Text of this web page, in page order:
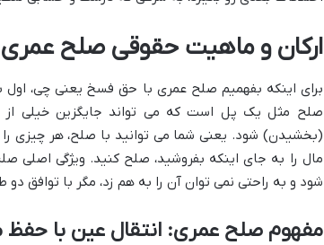
ارکان و ماهیت حقوقی صلح
برای اینکه بفهمیم صلح عمری با حق فسخ یعنی چی، اول
صلح مثل یک پل است که می تواند جایگزین خیلی از
(بخشیدن) شود. یعنی شما می توانید با صلح، هر چیزی را
مال را به جای اینکه بفروشید، صلح کنید. ویژگی اصلی
شود و به راحتی نمی توان آن را به هم زد، مگر با
مفهوم صلح عمری: انتقال عین با حفظ